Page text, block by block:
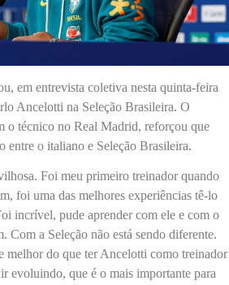
em entrevista coletiva nesta quinta-feira
Ancelotti na Seleção Brasileira. O
o técnico no Real Madrid, reforçou que
entre o italiano e Seleção Brasileira.
Foi meu primeiro treinador quando
foi uma das melhores experiências tê-lo
incrível, pude aprender com ele e com o
Com a Seleção não está sendo diferente.
melhor do que ter Ancelotti como treinador
evoluindo, que é o mais importante para